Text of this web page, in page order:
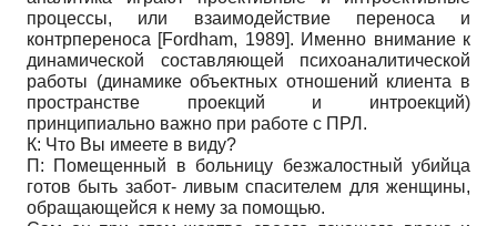
процессы, или взаимодействие переноса и
контрпереноса [Fordham, 1989]. Именно внимание к
динамической составляющей психоаналитической
работы (динамике объектных отношений клиента в
пространстве проекций и интроекций)
принципиально важно при работе с ПРЛ.
К: Что Вы имеете в виду?
П: Помещенный в больницу безжалостный убийца
готов быть забот- ливым спасителем для женщины,
обращающейся к нему за помощью.